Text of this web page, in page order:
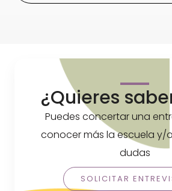
¿Quieres
Puedes concertar una
conocer más la escuela y/
dudas
SOLICITAR